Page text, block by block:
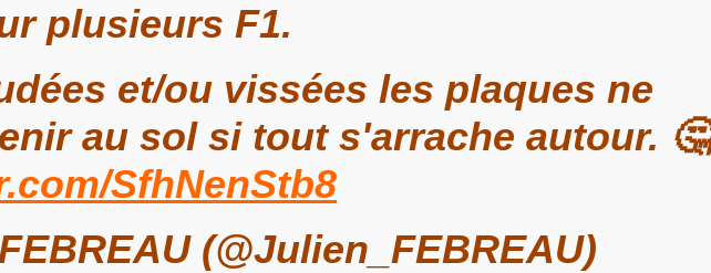
plusieurs F1.
et/ou vissées les plaques ne
au sol si tout s'arrache autour. 🤔
SfhNenStb8
(@Julien_FEBREAU)